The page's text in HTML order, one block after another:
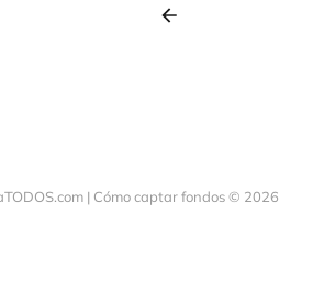
| Cómo captar fondos © 2026